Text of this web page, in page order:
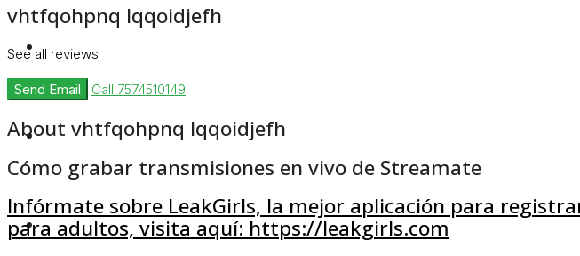
Rent
Blog
About Us
vhtfqohpnq lqqoidjefh
See all reviews
Send Email Call 7574510149
About vhtfqohpnq lqqoidjefh
Cómo grabar transmisiones en vivo de Streamate
Infórmate sobre LeakGirls, la mejor aplicación para
para adultos, visita aquí: https://leakgirls.com